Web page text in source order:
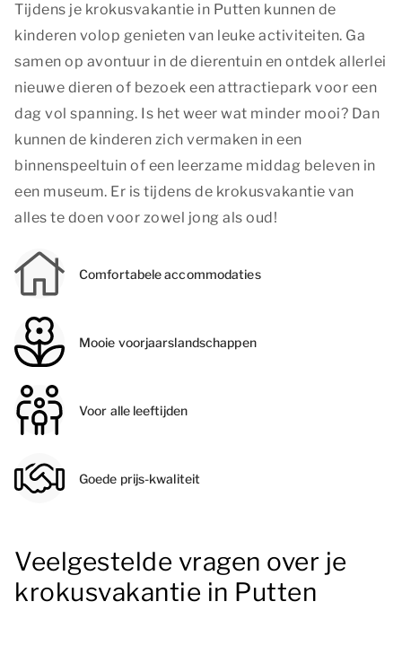
Tijdens je krokusvakantie in Putten kunnen de
kinderen volop genieten van leuke activiteiten. Ga
samen op avontuur in de dierentuin en ontdek allerlei
nieuwe dieren of bezoek een attractiepark voor een
dag vol spanning. Is het weer wat minder mooi? Dan
kunnen de kinderen zich vermaken in een
binnenspeeltuin of een leerzame middag beleven in
een museum. Er is tijdens de krokusvakantie van
alles te doen voor zowel jong als oud!
Comfortabele accommodaties
Mooie voorjaarslandschappen
Voor alle leeftijden
Goede prijs-kwaliteit
Veelgestelde vragen over je
krokusvakantie in Putten